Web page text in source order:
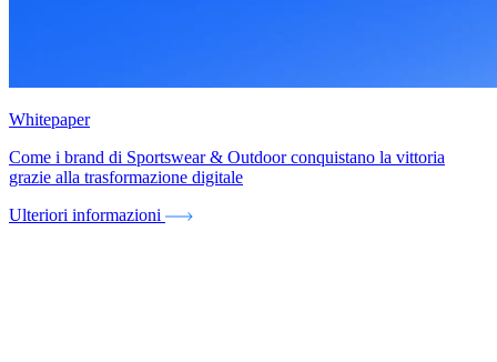
Whitepaper
Come i brand di Sportswear & Outdoor conquistano la vittoria
grazie alla trasformazione digitale
Ulteriori informazioni